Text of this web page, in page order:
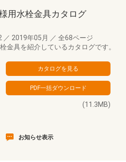
用水栓金具カタログ
／ 2019年05月 ／ 全68ページ
金具を紹介しているカタログです。
(11.3MB)
お知らせ表示